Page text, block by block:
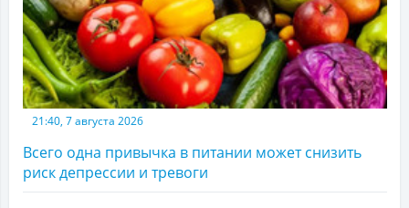
21:40, 7 августа 2026
Всего одна привычка в питании может снизить
риск депрессии и тревоги